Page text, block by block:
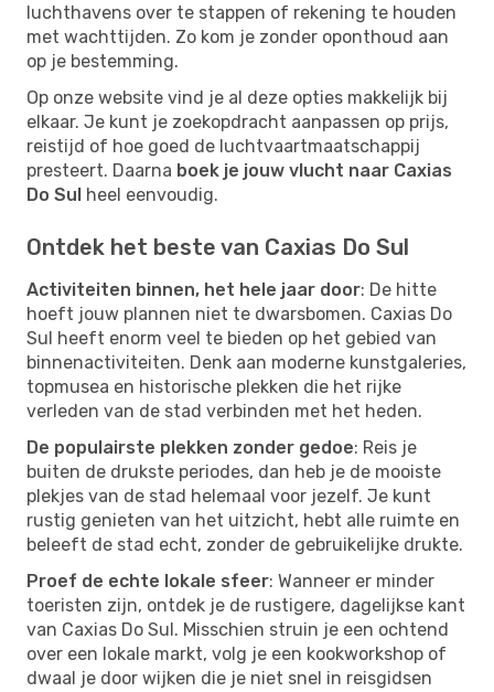
luchthavens over te stappen of rekening te houden
met wachttijden. Zo kom je zonder oponthoud aan
op je bestemming.
Op onze website vind je al deze opties makkelijk bij
elkaar. Je kunt je zoekopdracht aanpassen op prijs,
reistijd of hoe goed de luchtvaartmaatschappij
presteert. Daarna boek je jouw vlucht naar Caxias
Do Sul heel eenvoudig.
Ontdek het beste van Caxias Do Sul
Activiteiten binnen, het hele jaar door: De hitte
hoeft jouw plannen niet te dwarsbomen. Caxias Do
Sul heeft enorm veel te bieden op het gebied van
binnenactiviteiten. Denk aan moderne kunstgaleries,
topmusea en historische plekken die het rijke
verleden van de stad verbinden met het heden.
De populairste plekken zonder gedoe: Reis je
buiten de drukste periodes, dan heb je de mooiste
plekjes van de stad helemaal voor jezelf. Je kunt
rustig genieten van het uitzicht, hebt alle ruimte en
beleeft de stad echt, zonder de gebruikelijke drukte.
Proef de echte lokale sfeer: Wanneer er minder
toeristen zijn, ontdek je de rustigere, dagelijkse kant
van Caxias Do Sul. Misschien struin je een ochtend
over een lokale markt, volg je een kookworkshop of
dwaal je door wijken die je niet snel in reisgidsen